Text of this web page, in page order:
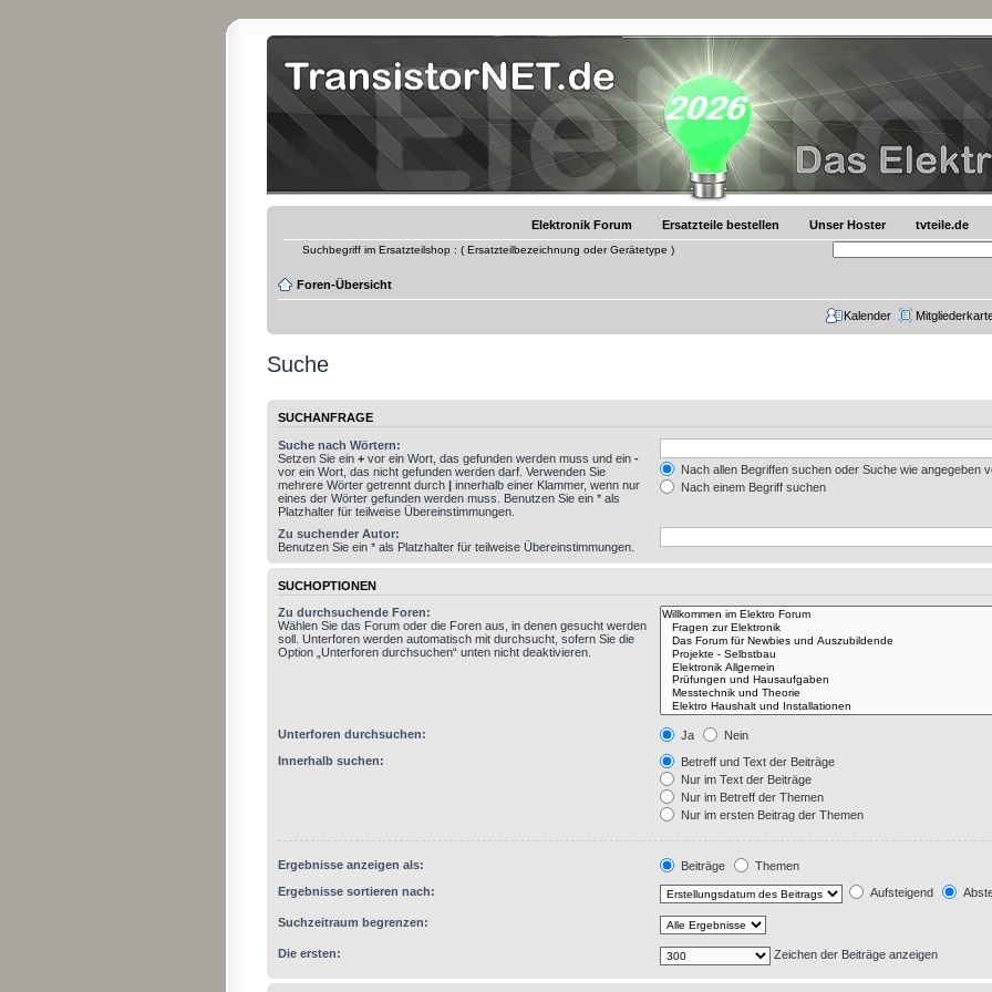
Elektronik Forum Ersatzteile bestellen Unser Hoster tvteile.de
Suchbegriff im Ersatzteilshop : ( Ersatzteilbezeichnung oder Gerätetype )
Foren-Übersicht
Kalender
Suche
SUCHANFRAGE
Suche nach Wörtern:
Setzen Sie ein + vor ein Wort, das gefunden werden muss und ein -
vor ein Wort, das nicht gefunden werden darf. Verwenden Sie
mehrere Wörter getrennt durch | innerhalb einer Klammer, wenn nur
eines der Wörter gefunden werden muss. Benutzen Sie ein * als
Platzhalter für teilweise Übereinstimmungen.
Nach allen Begriffen suchen oder Suche wie angegeben
Nach einem Begriff suchen
Zu suchender Autor:
Benutzen Sie ein * als Platzhalter für teilweise Übereinstimmungen.
SUCHOPTIONEN
Zu durchsuchende Foren:
Wählen Sie das Forum oder die Foren aus, in denen gesucht werden
soll. Unterforen werden automatisch mit durchsucht, sofern Sie die
Option „Unterforen durchsuchen“ unten nicht deaktivieren.
Unterforen durchsuchen: Ja
Nein
Innerhalb suchen:
Betreff und Text der Beiträge
Nur im Text der Beiträge
Nur im Betreff der Themen
Nur im ersten Beitrag der Themen
Ergebnisse anzeigen als: Beiträge
Themen
Ergebnisse sortieren nach:
Aufsteigend
Suchzeitraum begrenzen:
Die ersten: Zeichen der Beiträge anzeigen